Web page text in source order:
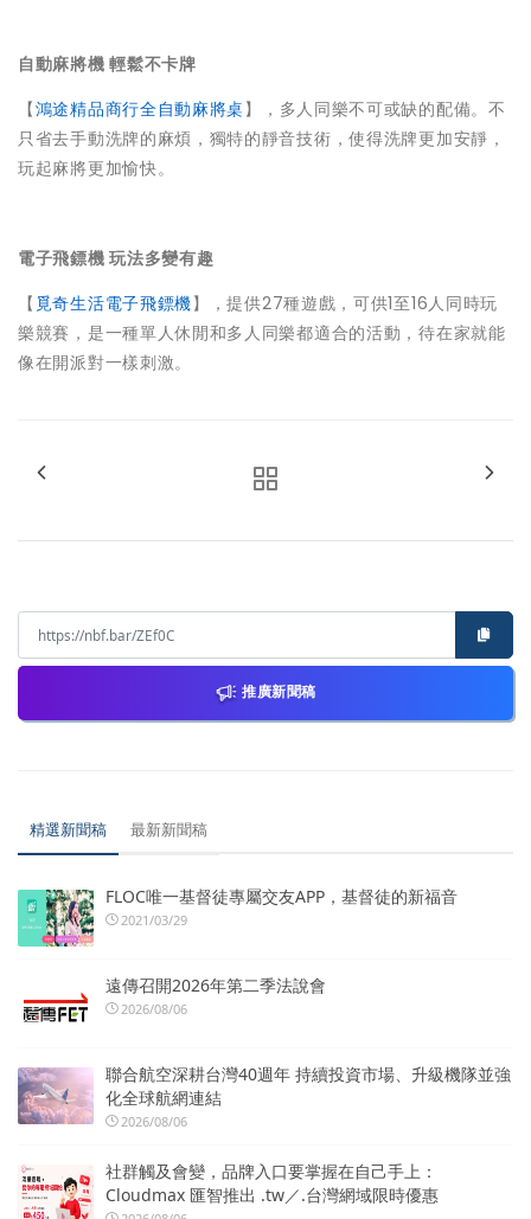
自動麻將機 輕鬆不卡牌
【鴻途精品商行全自動麻將桌 】，多人同樂不可或缺的配備。不
只省去手動洗牌的麻煩，獨特的靜音技術，使得洗牌更加安靜，
玩起麻將更加愉快。
電子飛鏢機 玩法多變有趣
【 覓奇生活電子飛鏢機】，提供27種遊戲，可供1至16人同時玩
樂競賽，是一種單人休閒和多人同樂都適合的活動，待在家就能
像在開派對一樣刺激。
推廣新聞稿
精選新聞稿 最新新聞稿
FLOC唯一基督徒專屬交友APP，基督徒的新福音
2021/03/29
遠傳召開2026年第二季法說會
2026/08/06
聯合航空深耕台灣40週年 持續投資市場、升級機隊並強
化全球航網連結
2026/08/06
社群觸及會變，品牌入口要掌握在自己手上：
Cloudmax 匯智推出 .tw／.台灣網域限時優惠